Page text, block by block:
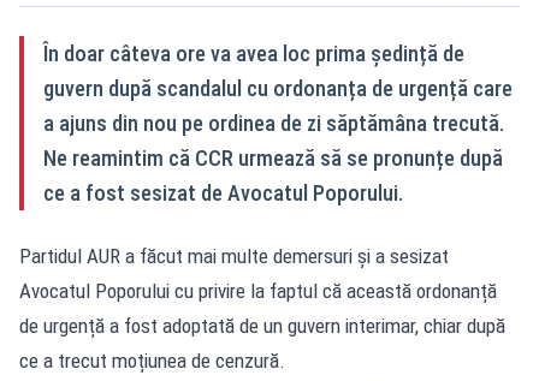
În doar câteva ore va avea loc prima ședință de
guvern după scandalul cu ordonanța de urgență care
a ajuns din nou pe ordinea de zi săptămâna trecută.
Ne reamintim că CCR urmează să se pronunțe după
ce a fost sesizat de Avocatul Poporului.
Partidul AUR a făcut mai multe demersuri și a sesizat
Avocatul Poporului cu privire la faptul că această ordonanță
de urgență a fost adoptată de un guvern interimar, chiar după
ce a trecut moțiunea de cenzură.